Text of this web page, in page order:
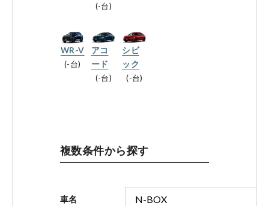
サイトご利用にあたって
プライバシーポリシー
中古車在庫検索 トップページ
-台
WR-V
-台
アコ
ード
-台
シビ
ック
-台
複数条件から探す
車名